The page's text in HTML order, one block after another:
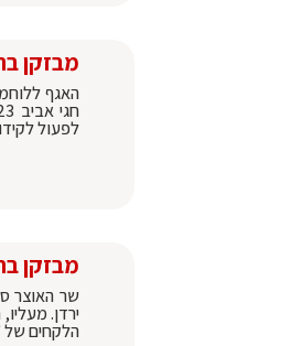
מבזקן
האגף
לפעול
מבזקן
שר האוצר
ירדן.
הלקחים